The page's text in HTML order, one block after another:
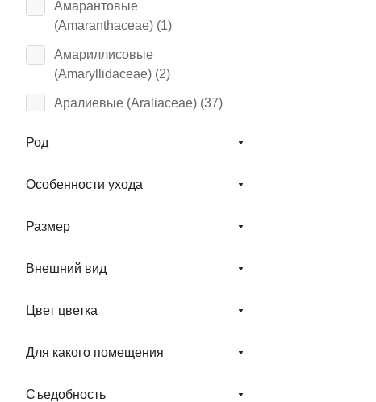
Амарантовые
(Amaranthaceae) (1)
Амариллисовые
(Amaryllidaceae) (2)
Аралиевые (Araliaceae) (37)
Ароидные (Araceae) (
Бегониевые (Begoniaceae)
Род
Особенности ухода
Размер
Внешний вид
Цвет цветка
Для какого помещения
Съедобность